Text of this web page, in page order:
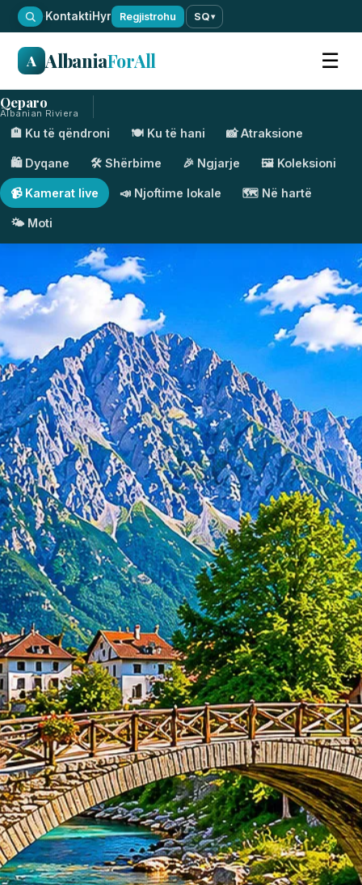
·KontaktiHyr Regjistrohu SQ▾
A AlbaniaForAll ☰
Qeparo
Albanian Riviera
🏨 Ku të qëndroni 🍽️ Ku të hani 📸 Atraksione
🛍️ Dyqane 🛠️ Shërbime 🎉 Ngjarje 🖼️ Koleksioni
📹 Kamerat live 📣 Njoftime lokale 🗺️ Në hartë
🌤️ Moti